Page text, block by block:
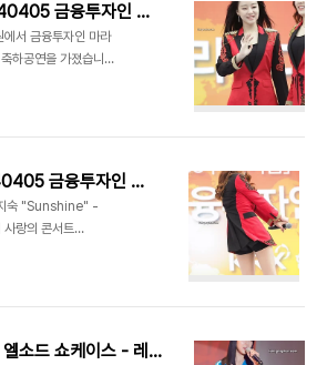
[PHOTO&CAM] 140405 금융투자인 마라톤대회 - 레인보우 by 다카코마츠, 폭풍눈물티슈
서 금융투자인 마라
하공연을 가졌습니
어주셨습니다.
[PHOTO&CAM] 140405 금융투자인 마라톤대회 - 레인보우 지숙 by cameratest
숙 "Sunshine" -
랑의 콘서트
"Mach" - 제8회
[PHOTO] 130803 엘소드 쇼케이스 - 레인보우 part.1 by epoxy